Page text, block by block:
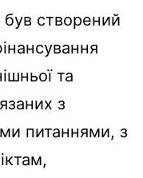
створений
та
з
питаннями, з